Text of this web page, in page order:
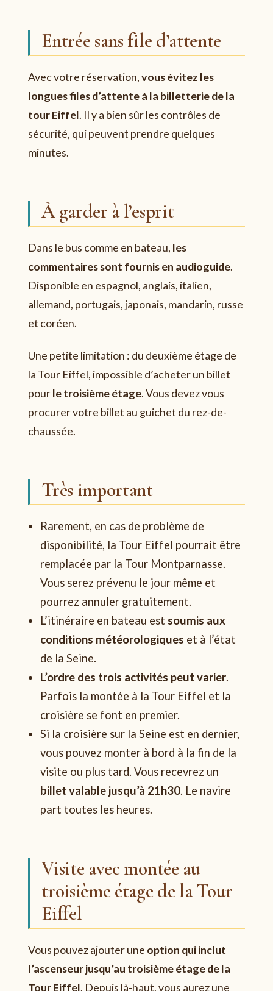
Entrée sans file d’attente
Avec votre réservation,vous évitez les
longues files d’attente à la billetterie de la
tour Eiffel. Il y a bien sûr les contrôles de
sécurité, qui peuvent prendre quelques
minutes.
À garder à l’esprit
Dans le bus comme en bateau, les
commentaires sont fournis en audioguide.
Disponible en espagnol, anglais, italien,
allemand, portugais, japonais, mandarin, russe
et coréen.
Une petite limitation : du deuxième étage de
la Tour Eiffel, impossible d’acheter un billet
pourle troisième étage. Vous devez vous
procurer votre billet au guichet du rez-de-
chaussée.
Très important
Rarement, en cas de problème de
disponibilité, la Tour Eiffel pourrait être
remplacée par la Tour Montparnasse.
Vous serez prévenu le jour même et
pourrez annuler gratuitement.
L’itinéraire en bateau est soumis aux
conditions météorologiques et à l’état
de la Seine.
L’ordre des trois activités peut varier.
Parfois la montée à la Tour Eiffel et la
croisière se font en premier.
Si la croisière sur la Seine est en dernier,
vous pouvez monter à bord à la fin de la
visite ou plus tard. Vous recevrez un
billet valable jusqu’à 21h30. Le navire
part toutes les heures.
Visite avec montée au
troisième étage de la Tour
Eiffel
Vous pouvez ajouter une option qui inclut
l’ascenseur jusqu’au troisième étage de la
Tour Eiffel. Depuis là-haut, vous aurez une